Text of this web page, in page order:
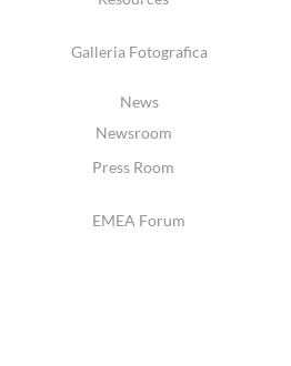
Galleria Fotografica
News
Newsroom
Press Room
EMEA Forum